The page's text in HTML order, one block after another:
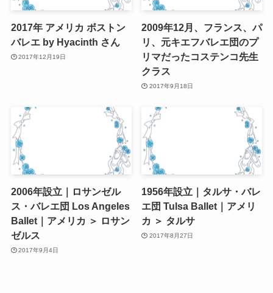
2017年 アメリカ ボストン
バレエ by Hyacinth さん
2017年12月19日
2009年12月、フランス、パ
リ、元キエフバレエ団のプ
リマだったコステンコ先生
クラス
2017年9月18日
2006年設立｜ロサンゼル
ス・バレエ団 Los Angeles
Ballet｜アメリカ ＞ ロサン
ゼルス
2017年9月4日
1956年設立｜タルサ・バレ
エ団 Tulsa Ballet｜アメリ
カ ＞ タルサ
2017年8月27日